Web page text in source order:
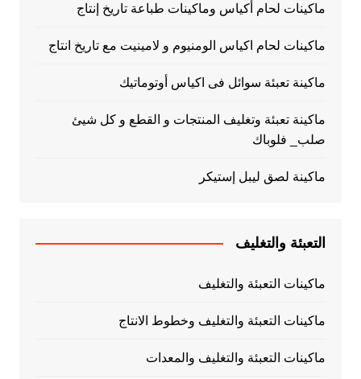
ماكينات لحام أكياس وماكينات طباعة تاريخ إنتاج
ماكينات لحام اكياس الومنيوم و لامينيت مع تاريخ انتاج
ماكينة تعبئة سوائل فى اكياس أوتوماتيك
ماكينة تعبئة وتغليف المنتجات و القطع و كل شيئ
صلب_ فلوباك
ماكينة لصق ليبل إستيكر
التعبئة والتغليف
ماكينات التعبئة والتغليف
ماكينات التعبئة والتغليف وخطوط الانتاج
ماكينات التعبئة والتغليف والمعدات